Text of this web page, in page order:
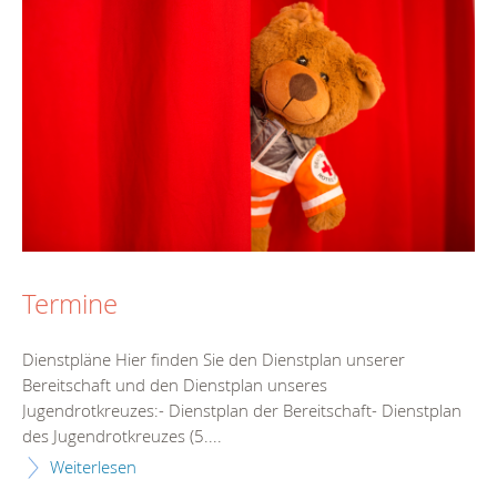
Termine
Dienstpläne Hier finden Sie den Dienstplan unserer
Bereitschaft und den Dienstplan unseres
Jugendrotkreuzes:- Dienstplan der Bereitschaft- Dienstplan
des Jugendrotkreuzes (5....
Weiterlesen